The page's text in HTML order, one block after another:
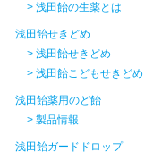
> 浅田飴の生薬とは
浅田飴せきどめ
> 浅田飴せきどめ
> 浅田飴こどもせきどめ
浅田飴薬用のど飴
> 製品情報
浅田飴ガードドロップ